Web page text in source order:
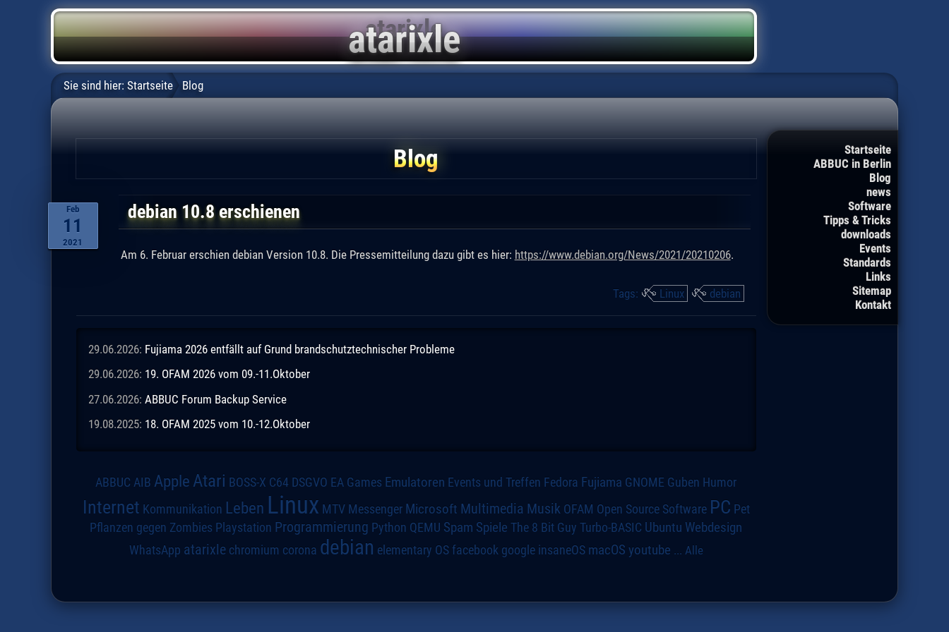
Startseite
ABBUC in Berlin
Blog
news
Software
Tipps & Tricks
downloads
Events
Standards
Links
Sitemap
Kontakt
Sie sind hier: Startseite Blog
Blog
Feb
11
2021
debian 10.8 erschienen
Am 6. Februar erschien debian Version 10.8. Die Pressemitteilung dazu gibt es hier: https://www.debian.org/News/2021/20210206.
Tags: Linux debian
29.06.2026: Fujiama 2026 entfällt auf Grund brandschutztechnischer Probleme
29.06.2026: 19. OFAM 2026 vom 09.-11.Oktober
27.06.2026: ABBUC Forum Backup Service
19.08.2025: 18. OFAM 2025 vom 10.-12.Oktober
ABBUC AIB Apple Atari BOSS-X C64 DSGVO EA Games Emulatoren Events und Treffen Fedora Fujiama GNOME Guben Humor
Internet Kommunikation Leben Linux MTV Messenger Microsoft Multimedia Musik OFAM Open Source Software PC Pet
Pflanzen gegen Zombies Playstation Programmierung Python QEMU Spam Spiele The 8 Bit Guy Turbo-BASIC Ubuntu Webdesign
WhatsApp atarixle chromium corona debian elementary OS facebook google insaneOS macOS youtube ... Alle